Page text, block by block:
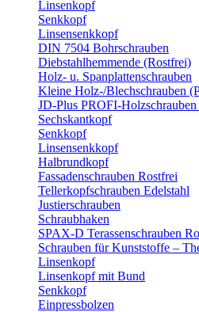
Linsenkopf
Senkkopf
Linsensenkkopf
DIN 7504 Bohrschrauben
Diebstahlhemmende (Rostfrei)
Holz- u. Spanplattenschrauben
Kleine Holz-/Blechschrauben
JD-Plus PROFI-
Sechskantkopf
Senkkopf
Linsensenkkopf
Halbrundkopf
Fassadenschrauben Rostfrei
Tellerkopfschrauben Edelstahl
Justierschrauben
Schraubhaken
SPAX-D Terassenschrauben
Schrauben für Kunststoffe –
Linsenkopf
Linsenkopf mit Bund
Senkkopf
Einpressbolzen